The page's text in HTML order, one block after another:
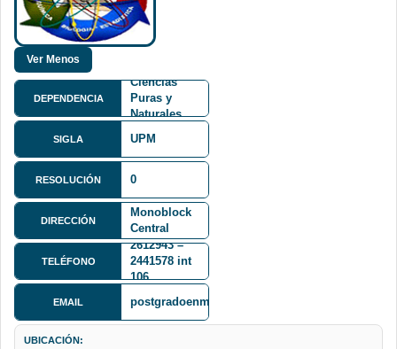
DEPENDENCIA
Ciencias
Puras y
Naturales
SIGLA UPM
RESOLUCIÓN 0
DIRECCIÓN
Av. Villazón
Nº 1995
Monoblock
Central
Edificio
Antiguo
TELÉFONO
2612943 –
2441578 int
106
EMAIL postgradoenmatematica@gmail.com
UBICACIÓN: